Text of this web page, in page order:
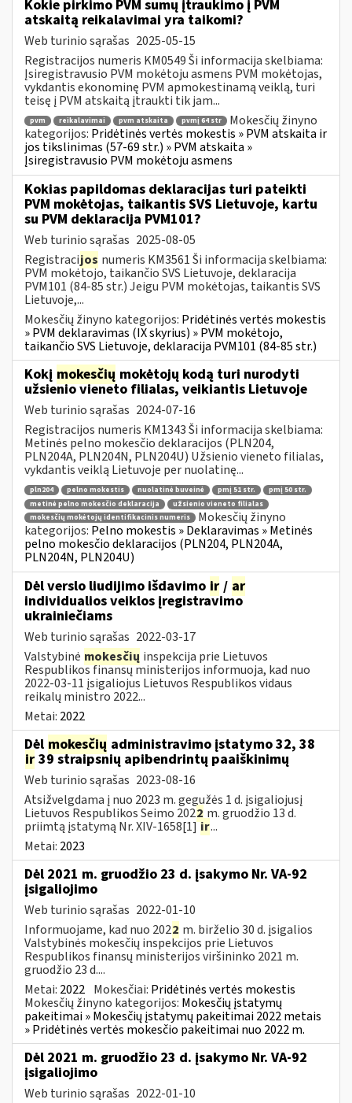
Kokie pirkimo PVM sumų įtraukimo į PVM
atskaitą reikalavimai yra taikomi?
Web turinio sąrašas 2025-05-15
Registracijos numeris KM0549 Ši informacija skelbiama:
Įsiregistravusio PVM mokėtoju asmens PVM mokėtojas,
vykdantis ekonominę PVM apmokestinamą veiklą, turi
teisę į PVM atskaitą įtraukti tik jam...
pvm reikalavimai pvm atskaita pvmį 64 str
Mokesčių žinyno
kategorijos: Pridėtinės vertės mokestis » PVM atskaita ir
jos tikslinimas (57-69 str.) » PVM atskaita »
Įsiregistravusio PVM mokėtoju asmens
Kokias papildomas deklaracijas turi pateikti
PVM mokėtojas, taikantis SVS Lietuvoje, kartu
su PVM deklaracija PVM101?
Web turinio sąrašas 2025-08-05
Registracijos numeris KM3561 Ši informacija skelbiama:
PVM mokėtojo, taikančio SVS Lietuvoje, deklaracija
PVM101 (84-85 str.) Jeigu PVM mokėtojas, taikantis SVS
Lietuvoje,...
Mokesčių žinyno kategorijos: Pridėtinės vertės mokestis
» PVM deklaravimas (IX skyrius) » PVM mokėtojo,
taikančio SVS Lietuvoje, deklaracija PVM101 (84-85 str.)
Kokį mokesčių mokėtojų kodą turi nurodyti
užsienio vieneto filialas, veikiantis Lietuvoje
Web turinio sąrašas 2024-07-16
Registracijos numeris KM1343 Ši informacija skelbiama:
Metinės pelno mokesčio deklaracijos (PLN204,
PLN204A, PLN204N, PLN204U) Užsienio vieneto filialas,
vykdantis veiklą Lietuvoje per nuolatinę...
pln204 pelno mokestis nuolatinė buveinė pmį 51 str.
pmį 50 str.
metinė pelno mokesčio deklaracija
užsienio vieneto filialas
mokesčių mokėtojų identifikacinis numeris
Mokesčių žinyno
kategorijos: Pelno mokestis » Deklaravimas » Metinės
pelno mokesčio deklaracijos (PLN204, PLN204A,
PLN204N, PLN204U)
Dėl verslo liudijimo išdavimo ir / ar
individualios veiklos įregistravimo
ukrainiečiams
Web turinio sąrašas 2022-03-17
Valstybinė mokesčių inspekcija prie Lietuvos
Respublikos finansų ministerijos informuoja, kad nuo
2022-03-11 įsigaliojus Lietuvos Respublikos vidaus
reikalų ministro 2022...
Metai: 2022
Dėl mokesčių administravimo įstatymo 32, 38
ir 39 straipsnių apibendrintų paaiškinimų
Web turinio sąrašas 2023-08-16
Atsižvelgdama į nuo 2023 m. gegužės 1 d. įsigaliojusį
Lietuvos Respublikos Seimo 2022 m. gruodžio 13 d.
priimtą įstatymą Nr. XIV-1658[1]ir...
Metai: 2023
Dėl 2021 m. gruodžio 23 d. įsakymo Nr. VA-92
įsigaliojimo
Web turinio sąrašas 2022-01-10
Informuojame, kad nuo 2022 m. birželio 30 d. įsigalios
Valstybinės mokesčių inspekcijos prie Lietuvos
Respublikos finansų ministerijos viršininko 2021 m.
gruodžio 23 d....
Metai: 2022 Mokesčiai: Pridėtinės vertės mokestis
Mokesčių žinyno kategorijos: Mokesčių įstatymų
pakeitimai » Mokesčių įstatymų pakeitimai 2022 metais
» Pridėtinės vertės mokesčio pakeitimai nuo 2022 m.
Dėl 2021 m. gruodžio 23 d. įsakymo Nr. VA-92
įsigaliojimo
Web turinio sąrašas 2022-01-10